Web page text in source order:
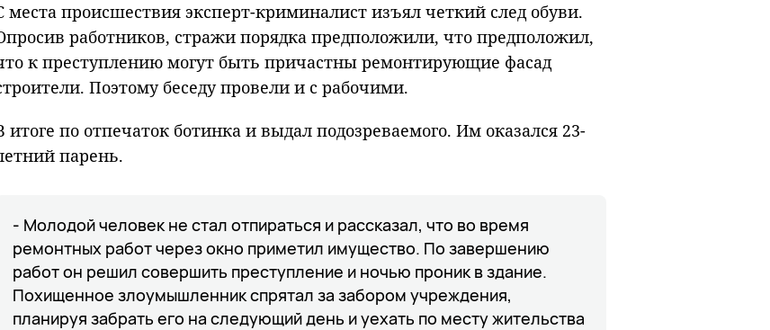
места происшествия эксперт-криминалист изъял четкий след обуви.
работников, стражи порядка предположили, что предположил,
к преступлению могут быть причастны ремонтирующие фасад
Поэтому беседу провели и с рабочими.
итоге по отпечаток ботинка и выдал подозреваемого. Им оказался 23-
парень.
- Молодой человек не стал отпираться и рассказал, что во время
ремонтных работ через окно приметил имущество. По завершению
работ он решил совершить преступление и ночью проник в здание.
Похищенное злоумышленник спрятал за забором учреждения,
планируя забрать его на следующий день и уехать по месту жительства